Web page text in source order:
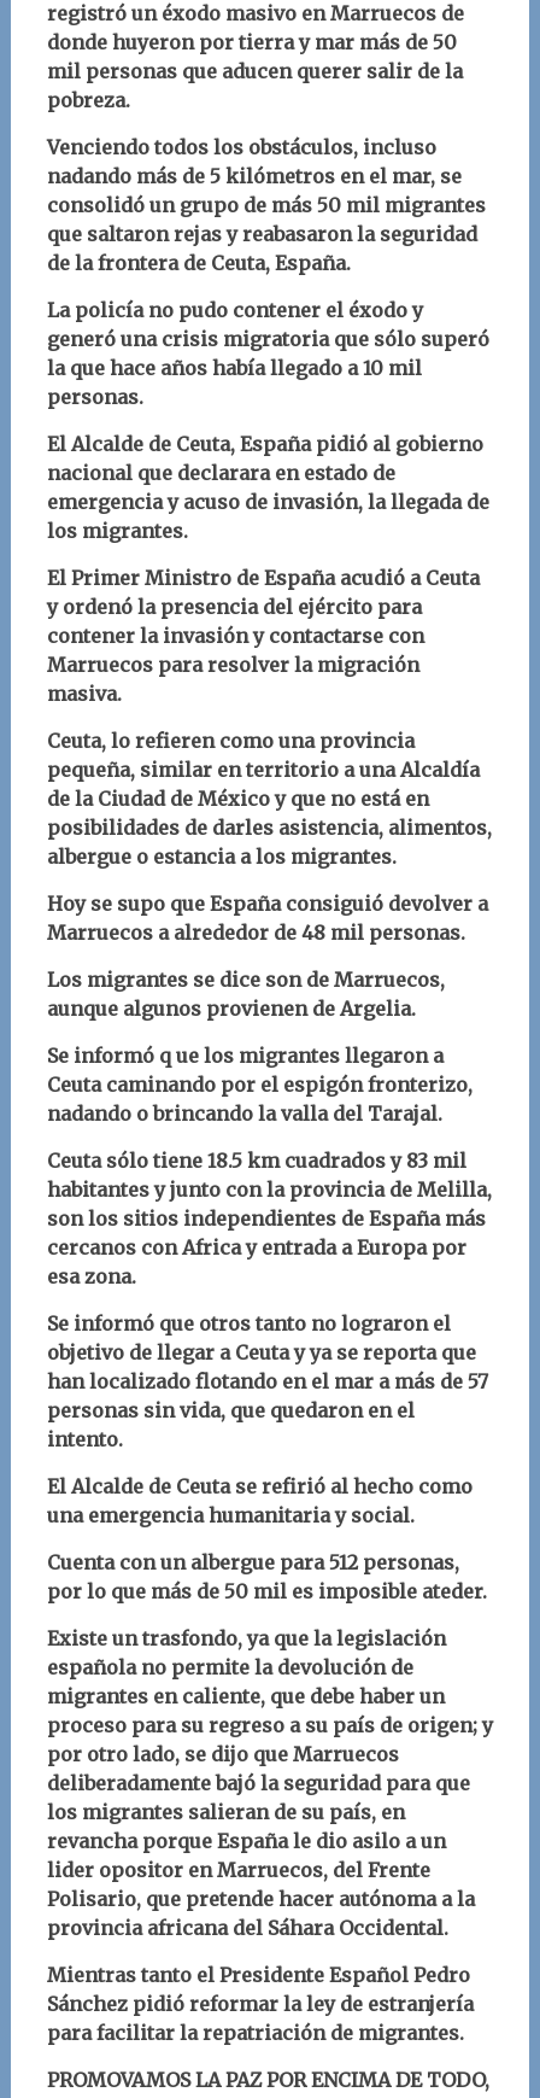
registró un éxodo masivo en Marruecos de
donde huyeron por tierra y mar más de 50
mil personas que aducen querer salir de la
pobreza.
Venciendo todos los obstáculos, incluso
nadando más de 5 kilómetros en el mar, se
consolidó un grupo de más 50 mil migrantes
que saltaron rejas y reabasaron la seguridad
de la frontera de Ceuta, España.
La policía no pudo contener el éxodo y
generó una crisis migratoria que sólo superó
la que hace años había llegado a 10 mil
personas.
El Alcalde de Ceuta, España pidió al gobierno
nacional que declarara en estado de
emergencia y acuso de invasión, la llegada de
los migrantes.
El Primer Ministro de España acudió a Ceuta
y ordenó la presencia del ejército para
contener la invasión y contactarse con
Marruecos para resolver la migración
masiva.
Ceuta, lo refieren como una provincia
pequeña, similar en territorio a una Alcaldía
de la Ciudad de México y que no está en
posibilidades de darles asistencia, alimentos,
albergue o estancia a los migrantes.
Hoy se supo que España consiguió devolver a
Marruecos a alrededor de 48 mil personas.
Los migrantes se dice son de Marruecos,
aunque algunos provienen de Argelia.
Se informó q ue los migrantes llegaron a
Ceuta caminando por el espigón fronterizo,
nadando o brincando la valla del Tarajal.
Ceuta sólo tiene 18.5 km cuadrados y 83 mil
habitantes y junto con la provincia de Melilla,
son los sitios independientes de España más
cercanos con Africa y entrada a Europa por
esa zona.
Se informó que otros tanto no lograron el
objetivo de llegar a Ceuta y ya se reporta que
han localizado flotando en el mar a más de 57
personas sin vida, que quedaron en el
intento.
El Alcalde de Ceuta se refirió al hecho como
una emergencia humanitaria y social.
Cuenta con un albergue para 512 personas,
por lo que más de 50 mil es imposible ateder.
Existe un trasfondo, ya que la legislación
española no permite la devolución de
migrantes en caliente, que debe haber un
proceso para su regreso a su país de origen; y
por otro lado, se dijo que Marruecos
deliberadamente bajó la seguridad para que
los migrantes salieran de su país, en
revancha porque España le dio asilo a un
lider opositor en Marruecos, del Frente
Polisario, que pretende hacer autónoma a la
provincia africana del Sáhara Occidental.
Mientras tanto el Presidente Español Pedro
Sánchez pidió reformar la ley de estranjería
para facilitar la repatriación de migrantes.
PROMOVAMOS LA PAZ POR ENCIMA DE TODO,